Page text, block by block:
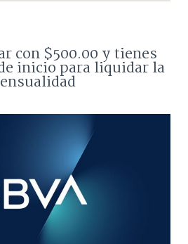
con $500.00 y tienes
inicio para liquidar la